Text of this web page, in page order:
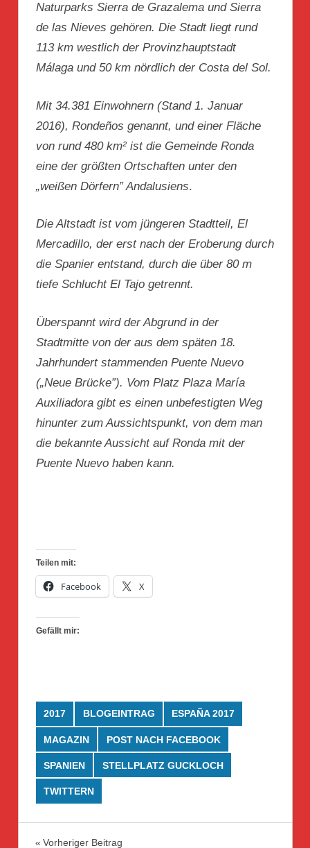
Naturparks Sierra de Grazalema und Sierra
de las Nieves gehören. Die Stadt liegt rund
113 km westlich der Provinzhauptstadt
Málaga und 50 km nördlich der Costa del Sol.
Mit 34.381 Einwohnern (Stand 1. Januar
2016), Rondeños genannt, und einer Fläche
von rund 480 km² ist die Gemeinde Ronda
eine der größten Ortschaften unter den
„weißen Dörfern” Andalusiens.
Die Altstadt ist vom jüngeren Stadtteil, El
Mercadillo, der erst nach der Eroberung durch
die Spanier entstand, durch die über 80 m
tiefe Schlucht El Tajo getrennt.
Überspannt wird der Abgrund in der
Stadtmitte von der aus dem späten 18.
Jahrhundert stammenden Puente Nuevo
(„Neue Brücke”). Vom Platz Plaza María
Auxiliadora gibt es einen unbefestigten Weg
hinunter zum Aussichtspunkt, von dem man
die bekannte Aussicht auf Ronda mit der
Puente Nuevo haben kann.
Teilen mit:
Facebook X
Gefällt mir:
2017 BLOGEINTRAG ESPAÑA 2017
MAGAZIN POST NACH FACEBOOK
SPANIEN STELLPLATZ GUCKLOCH
TWITTERN
Vorheriger Beitrag